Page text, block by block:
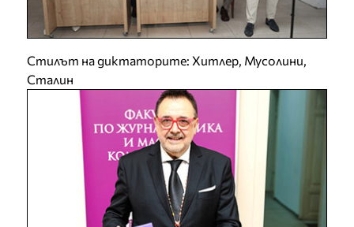
Стилът на диктаторите: Хитлер, Мусолини,
Сталин